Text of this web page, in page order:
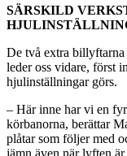
SÄRSKILD
De två extra
leder oss vidare, först
hjulinställningar görs.
– Här inne har vi en
körbanorna, berättar
plåtar som följer med
jämn även när lyften